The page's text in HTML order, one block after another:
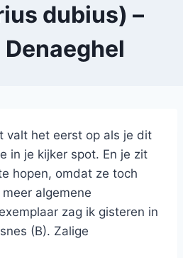
dubius) –
valt het eerst op als je dit
in je kijker spot. En je zit
hopen, omdat ze toch
algemene
zag ik gisteren in
(B). Zalige